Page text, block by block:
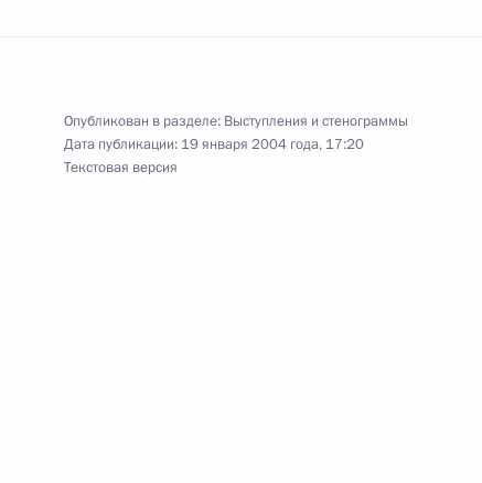
Опубликован в разделе: Выступления и стенограммы
Дата публикации: 19 января 2004 года, 17:20
Текстовая версия